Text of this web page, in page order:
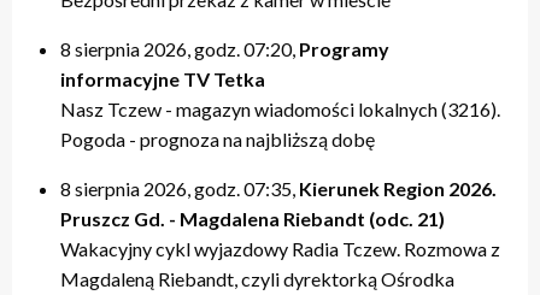
20:00 – relacje
21:40 – Pytania do Prezydenta / Pytania do Starosty
22:00 – relacje
20:00 – relacje
21:40 – Opinie w Radiu Tczew
22:00 – relacje
19:40 – Kulturalne pogaduszki / Fabryczne Pogaduszki
20:00 – relacje
21:20 – Nasz Tczew, Pogoda
21:40 – KinoteTka
21:50 – Kulturalne pogaduszki / Fabryczne Pogaduszki
22:00 – relacje
19:50 – relacje
21:40 – Tczew Mówi
21:50 – relacje
17:40 – Powtórki programów z tygodnia
20:40 – relacje tygodnia
8 sierpnia 2026, godz. 07:20, Programy
informacyjne TV Tetka
Nasz Tczew - magazyn wiadomości lokalnych (3216).
Pogoda - prognoza na najbliższą dobę
8 sierpnia 2026, godz. 07:35, Kierunek Region 2026.
Pruszcz Gd. - Magdalena Riebandt (odc. 21)
Wakacyjny cykl wyjazdowy Radia Tczew. Rozmowa z
Magdaleną Riebandt, czyli dyrektorką Ośrodka